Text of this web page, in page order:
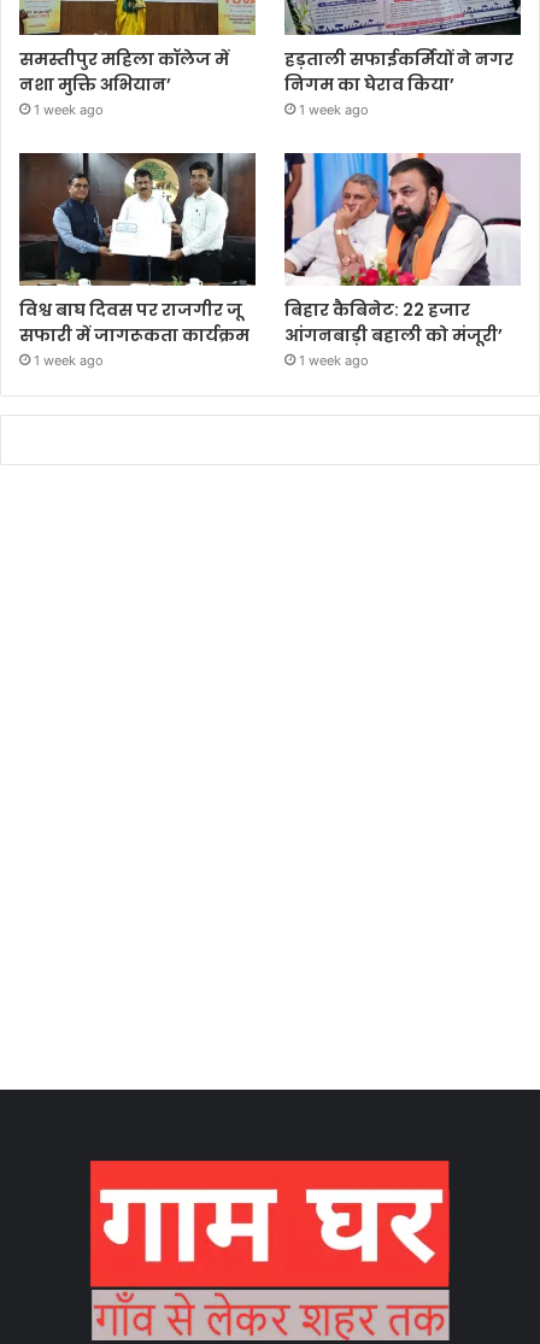
समस्तीपुर महिला कॉलेज में
नशा मुक्ति अभियान’
1 week ago
हड़ताली सफाईकर्मियों ने नगर
निगम का घेराव किया’
1 week ago
विश्व बाघ दिवस पर राजगीर जू
सफारी में जागरूकता कार्यक्रम
1 week ago
बिहार कैबिनेट: 22 हजार
आंगनबाड़ी बहाली को मंजूरी’
1 week ago